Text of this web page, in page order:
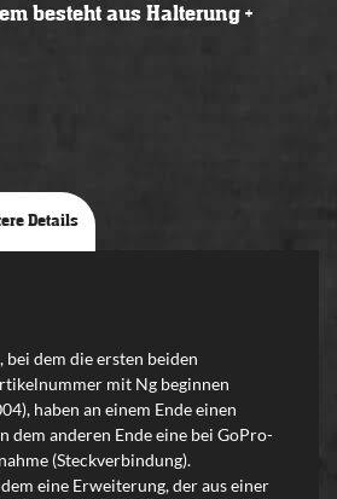
besteht aus Halterung +
Details
bei dem die ersten beiden
mit Ng beginnen
haben an einem Ende einen
dem anderen Ende eine bei GoPro-
(Steckverbindung).
eine Erweiterung, der aus einer